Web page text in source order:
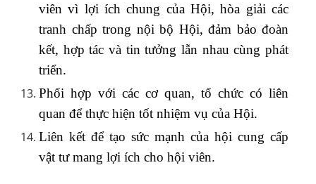
viên vì lợi ích chung của Hội, hòa giải các
tranh chấp trong nội bộ Hội, đảm bảo đoàn
kết, hợp tác và tin tưởng lẫn nhau cùng phát
triển.
Phối hợp với các cơ quan, tổ chức có liên
quan để thực hiện tốt nhiệm vụ của Hội.
Liên kết để tạo sức mạnh của hội cung cấp
vật tư mang lợi ích cho hội viên.